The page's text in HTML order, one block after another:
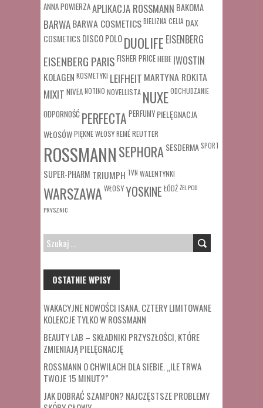
ANNA POWIERZAAPLIKACJA ROSSMANN BAKOMA
BARWABARWA COSMETICSBIELIZNA CELIA DAX
COSMETICSDISCO POLODUOLIFE EISENBERG
EISENBERG PARIS FISHER PRICEHEBE IWOSTIN
KOLAGEN KOSMETYKI LEIFHEIT MARTYNA ROKITA
MIXIT NIVEANOTINO NOVELLISTA NUXEODCHUDZANIE
ODPORNOŚĆ PERFECTA PERFUMY PIELĘGNACJA
WŁOSÓWPIĘKNE WŁOSYREMÉREUTTER
ROSSMANNSEPHORASESDERMA SPORT
SUPER-PHARM TRIUMPH TVN WALENTYNKI
WARSZAWA WŁOSYYOSKINE ŁÓDŹŻEL POD
PRYSZNIC
SZUKAJ:
OSTATNIE WPISY
WAKACYJNE NOWOŚCI ISANA. CZTERY LIMITOWANE
KOLEKCJE TYLKO W ROSSMANN
BEAUTY LAB – SKŁADNIKI PRZYSZŁOŚCI, KTÓRE
ZMIENIAJĄ PIELĘGNACJĘ
ROSSMANN O CHWILACH DLA SIEBIE. „ILE TRWA
TWOJE 15 MINUT?”
JAK DOBRAĆ SZAMPON? NAJCZĘSTSZE PROBLEMY